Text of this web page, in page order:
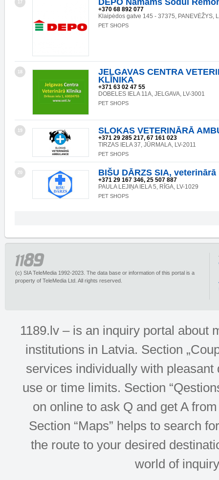
17 DEPO Namams Sodui
+370 68 892 077
Klaipėdos gatve 145 - 37375, PANEVĖŽYS,
PET SHOPS
18
JELGAVAS CENTRA
KLĪNIKA
+371 63 02 47 55
DOBELES IELA 11A, JELGAVA, LV-3001
PET SHOPS
19 SLOKAS VETERINĀRĀ
+371 29 285 217, 67 161 023
TIRZAS IELA 37, JŪRMALA, LV-2011
PET SHOPS
20 BIŠU DĀRZS SIA,
+371 29 167 346, 25 507 887
PAULA LEJIŅA IELA 5, RĪGA, LV-1029
PET SHOPS
(c) SIA TeleMedia 1992-2023. The data base or information of this portal is a
property of TeleMedia Ltd. All rights reserved.
1189.lv – is an inquiry portal about
institutions in Latvia. Section
services individually with
use or time limits. Section
on online to ask Q and get A
Section “Maps” helps to search
the route to your desired
world of